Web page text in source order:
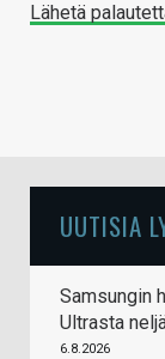
Lähetä
UUTISIA
Samsungin
Ultrasta
6.8.2026